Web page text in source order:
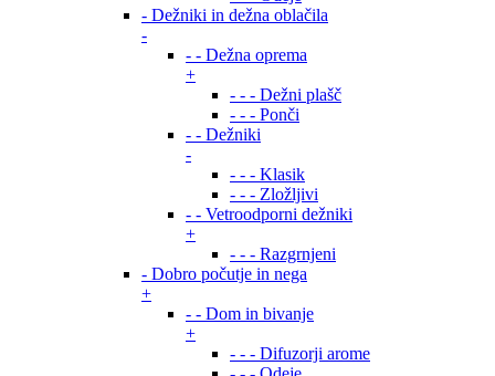
- Dežniki in dežna oblačila
-
- - Dežna oprema
+
- - - Dežni plašč
- - - Ponči
- - Dežniki
-
- - - Klasik
- - - Zložljivi
- - Vetroodporni dežniki
+
- - - Razgrnjeni
- Dobro počutje in nega
+
- - Dom in bivanje
+
- - - Difuzorji arome